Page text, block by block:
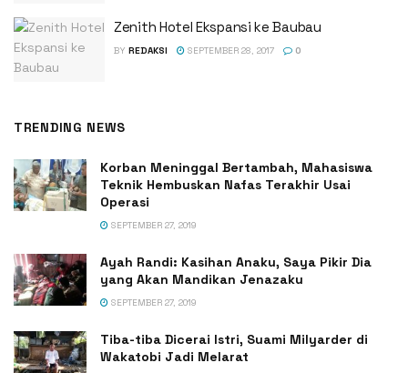
Zenith Hotel Ekspansi ke Baubau
BY REDAKSI SEPTEMBER 28, 2017 0
TRENDING NEWS
Korban Meninggal Bertambah, Mahasiswa
Teknik Hembuskan Nafas Terakhir Usai
Operasi
SEPTEMBER 27, 2019
Ayah Randi: Kasihan Anaku, Saya Pikir Dia
yang Akan Mandikan Jenazaku
SEPTEMBER 27, 2019
Tiba-tiba Dicerai Istri, Suami Milyarder di
Wakatobi Jadi Melarat